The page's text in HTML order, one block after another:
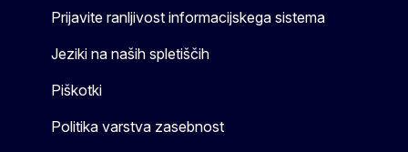
Prijavite ranljivost informacijskega sistema
Jeziki na naših spletiščih
Piškotki
Politika varstva zasebnost